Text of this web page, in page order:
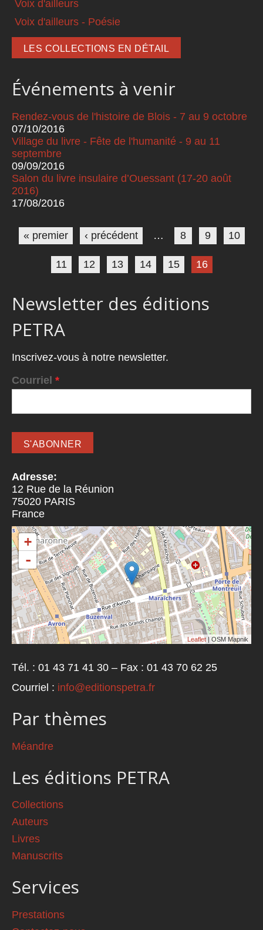
Voix d'ailleurs
Voix d'ailleurs - Poésie
LES COLLECTIONS EN DÉTAIL
Événements à venir
Rendez-vous de l'histoire de Blois - 7 au 9 octobre
07/10/2016
Village du livre - Fête de l'humanité - 9 au 11
septembre
09/09/2016
Salon du livre insulaire d’Ouessant (17-20 août
2016)
17/08/2016
Pages
« premier ‹ précédent … 8 9 10
11 12 13 14 15 16
Newsletter des éditions
PETRA
Inscrivez-vous à notre newsletter.
Courriel *
Adresse:
12 Rue de la Réunion
75020 PARIS
France
+
-
Leaflet | OSM Mapnik
Tél. : 01 43 71 41 30 – Fax : 01 43 70 62 25
Courriel : info@editionspetra.fr
Par thèmes
Méandre
Les éditions PETRA
Collections
Auteurs
Livres
Manuscrits
Services
Prestations